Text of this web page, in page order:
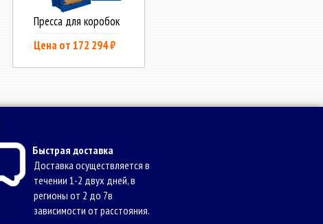
Пресса для коробок
Цена от 172 294 ₽
Быстрая доставка
Доставка осуществляется в
течении 1-2 двух дней, в
регионы от 2 до 7в
зависимости от расстояния.